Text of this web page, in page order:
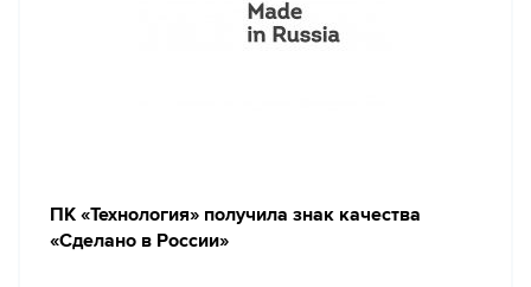
ПК «Технология» получила знак качества
«Сделано в России»